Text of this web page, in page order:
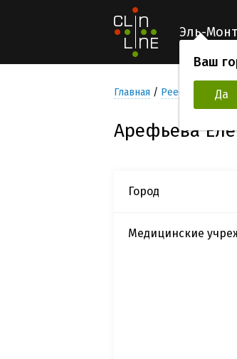
Эль-
Ваш
Да
Главная Реестр
Арефьева
Город
Медицинские